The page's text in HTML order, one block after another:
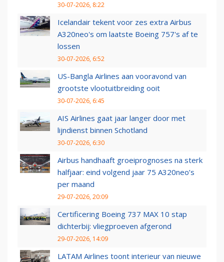
30-07-2026, 8:22
Icelandair tekent voor zes extra Airbus
A320neo's om laatste Boeing 757's af te
lossen
30-07-2026, 6:52
US-Bangla Airlines aan vooravond van
grootste vlootuitbreiding ooit
30-07-2026, 6:45
AIS Airlines gaat jaar langer door met
lijndienst binnen Schotland
30-07-2026, 6:30
Airbus handhaaft groeiprognoses na sterk
halfjaar: eind volgend jaar 75 A320neo’s
per maand
29-07-2026, 20:09
Certificering Boeing 737 MAX 10 stap
dichterbij: vliegproeven afgerond
29-07-2026, 14:09
LATAM Airlines toont interieur van nieuwe